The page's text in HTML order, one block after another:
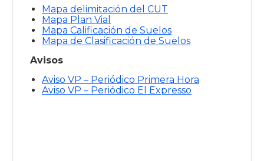
Mapa delimitación del CUT
Mapa Plan Vial
Mapa Calificación de Suelos
Mapa de Clasificación de Suelos
Avisos
Aviso VP – Periódico Primera Hora
Aviso VP – Periódico El Expresso